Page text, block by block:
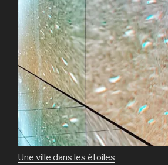
Une ville dans les étoiles